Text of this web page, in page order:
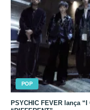
POP
PSYCHIC FEVER lança